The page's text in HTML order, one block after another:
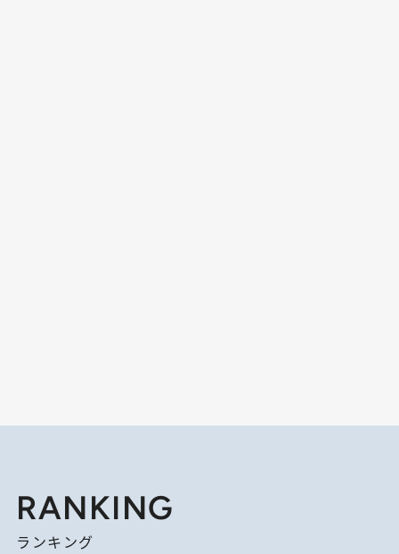
RANKING
ランキング